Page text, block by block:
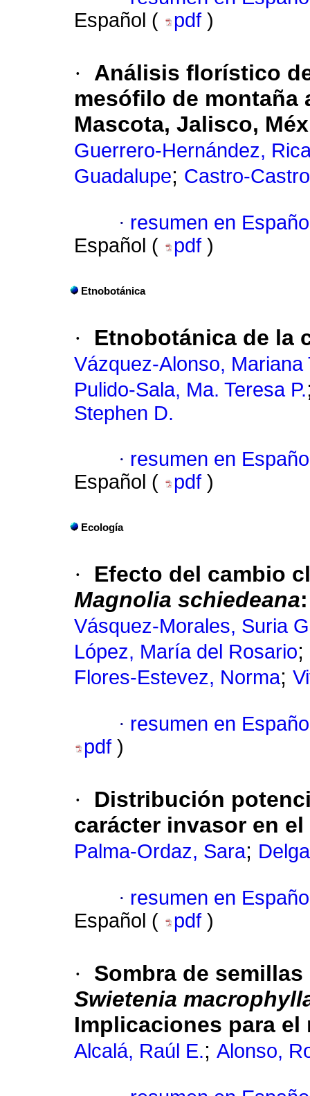
Español (
pdf )
·
Análisis florístico
mesófilo de montaña
Mascota, Jalisco,
Guerrero-Hernández,
Guadalupe; Castro-
· resumen en
Español (
pdf )
Etnobotánica
· Etnobotánica de la
Vázquez-Alonso, Mariana
Pulido-Sala, Ma. Teresa P.
Stephen D.
· resumen en
Español (
pdf )
Ecología
·
Efecto del cambio
Magnolia schiedeana
Vásquez-Morales, Suria
López, María del Rosario;
Flores-Estevez, Norma;
· resumen en
pdf )
·
Distribución
carácter invasor en
Palma-Ordaz, Sara;
· resumen en
Español (
pdf )
·
Sombra de
Swietenia
Implicaciones para el
Alcalá, Raúl E.; Alonso,